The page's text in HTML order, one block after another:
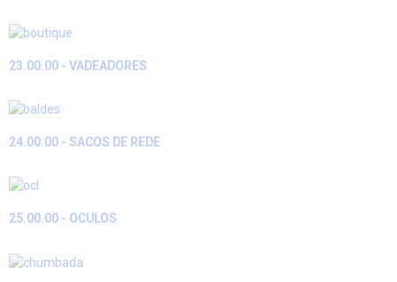
23.00.00 - VADEADORES
24.00.00 - SACOS DE REDE
25.00.00 - OCULOS